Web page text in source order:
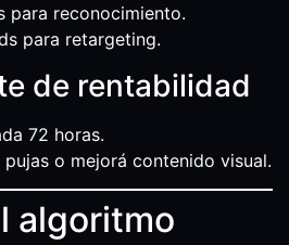
para reconocimiento.
para retargeting.
de rentabilidad
72 horas.
pujas o mejorá contenido visual.
algoritmo